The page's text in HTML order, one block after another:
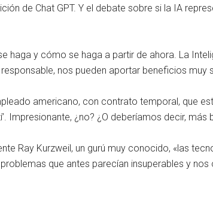
de Chat GPT. Y el debate sobre si la IA
haga y cómo se haga a partir de ahora. La
nos pueden aportar beneficios
americano, con contrato temporal, que
Impresionante, ¿no? ¿O deberíamos decir, más
Ray Kurzweil, un gurú muy conocido, «las
que antes parecían insuperables y